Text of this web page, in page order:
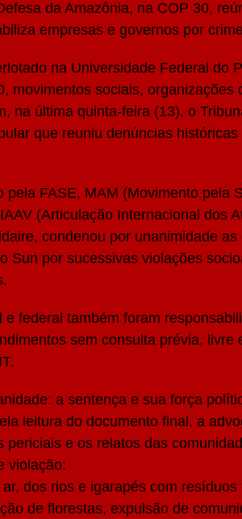
da Amazônia, na COP 30,
empresas e governos por
na Universidade Federal do
movimentos sociais, organizações
na última quinta-feira (13), o
que reuniu denúncias
pela FASE, MAM (Movimento pela
(Articulação Internacional dos
condenou por unanimidade
Sun por sucessivas violações
e federal também foram
sem consulta prévia, livre
a sentença e sua força
leitura do documento final, a
periciais e os relatos das
violação:
dos rios e igarapés com
de florestas, expulsão de